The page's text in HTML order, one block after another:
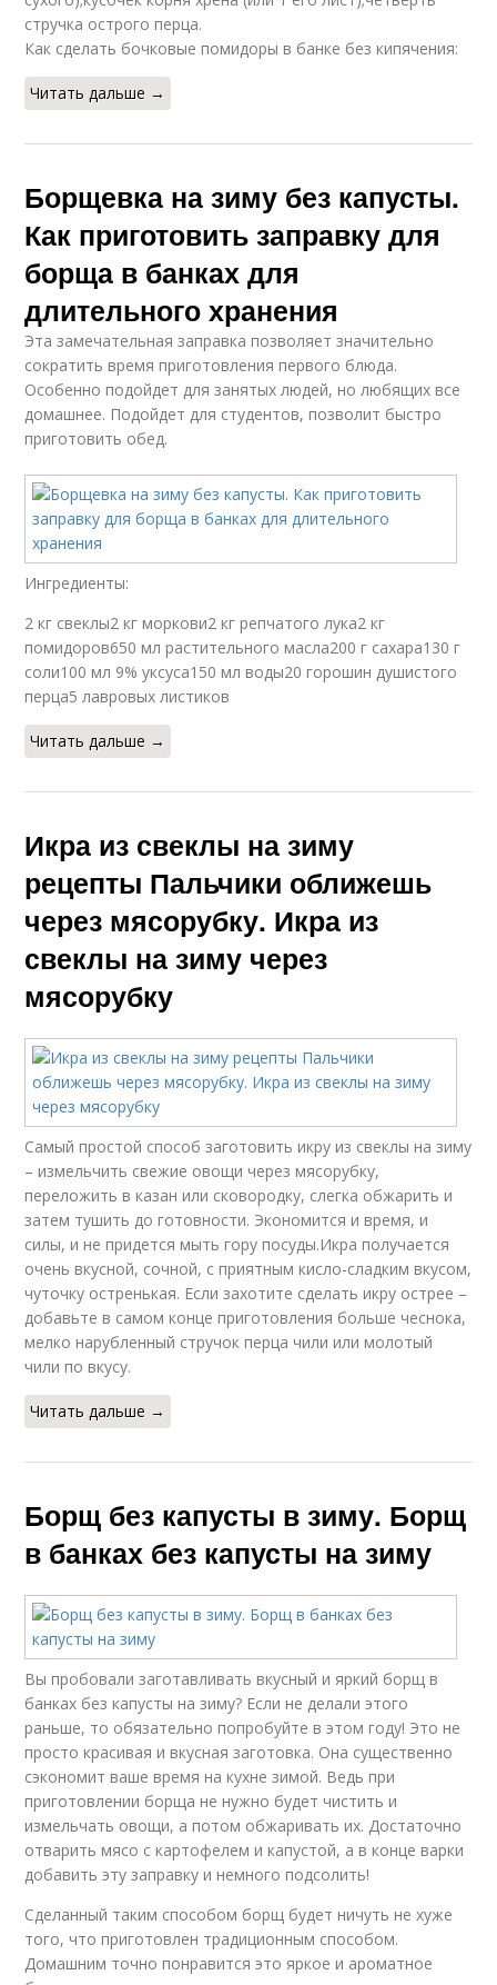
стручка острого перца.
Как сделать бочковые помидоры в банке без кипячения:
Читать дальше →
Борщевка на зиму без капусты.
Как приготовить заправку для
борща в банках для
длительного хранения
Эта замечательная заправка позволяет значительно
сократить время приготовления первого блюда.
Особенно подойдет для занятых людей, но любящих все
домашнее. Подойдет для студентов, позволит быстро
приготовить обед.
Ингредиенты:
2 кг свеклы2 кг моркови2 кг репчатого лука2 кг
помидоров650 мл растительного масла200 г сахара130 г
соли100 мл 9% уксуса150 мл воды20 горошин душистого
перца5 лавровых листиков
Читать дальше →
Икра из свеклы на зиму
рецепты Пальчики оближешь
через мясорубку. Икра из
свеклы на зиму через
мясорубку
Самый простой способ заготовить икру из свеклы на зиму
– измельчить свежие овощи через мясорубку,
переложить в казан или сковородку, слегка обжарить и
затем тушить до готовности. Экономится и время, и
силы, и не придется мыть гору посуды.Икра получается
очень вкусной, сочной, с приятным кисло-сладким вкусом,
чуточку остренькая. Если захотите сделать икру острее –
добавьте в самом конце приготовления больше чеснока,
мелко нарубленный стручок перца чили или молотый
чили по вкусу.
Читать дальше →
Борщ без капусты в зиму. Борщ
в банках без капусты на зиму
Вы пробовали заготавливать вкусный и яркий борщ в
банках без капусты на зиму? Если не делали этого
раньше, то обязательно попробуйте в этом году! Это не
просто красивая и вкусная заготовка. Она существенно
сэкономит ваше время на кухне зимой. Ведь при
приготовлении борща не нужно будет чистить и
измельчать овощи, а потом обжаривать их. Достаточно
отварить мясо с картофелем и капустой, а в конце варки
добавить эту заправку и немного подсолить!
Сделанный таким способом борщ будет ничуть не хуже
того, что приготовлен традиционным способом.
Домашним точно понравится это яркое и ароматное